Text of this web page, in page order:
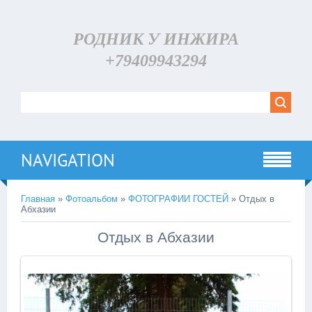
РОДНИК У ИНЖИРА
+79409943294
NAVIGATION
Главная » Фотоальбом » ФОТОГРАФИИ ГОСТЕЙ » Отдых в
Абхазии
Отдых в Абхазии